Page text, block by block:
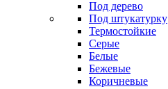
Под дерево
Под штукатурку
Термостойкие
Серые
Белые
Бежевые
Коричневые